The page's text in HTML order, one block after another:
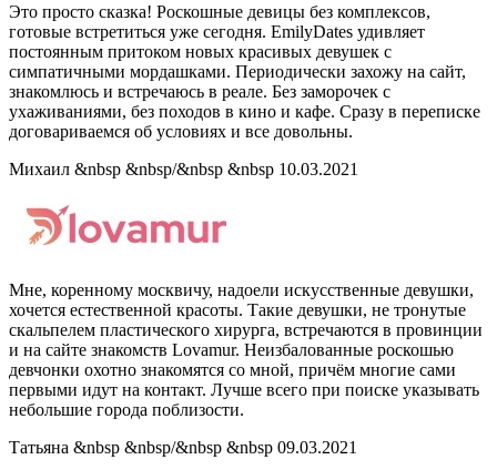
Это просто сказка! Роскошные девицы без комплексов,
готовые встретиться уже сегодня. EmilyDates удивляет
постоянным притоком новых красивых девушек с
симпатичными мордашками. Периодически захожу на сайт,
знакомлюсь и встречаюсь в реале. Без заморочек с
ухаживаниями, без походов в кино и кафе. Сразу в переписке
договариваемся об условиях и все довольны.
Михаил &nbsp &nbsp/&nbsp &nbsp 10.03.2021
Мне, коренному москвичу, надоели искусственные девушки,
хочется естественной красоты. Такие девушки, не тронутые
скальпелем пластического хирурга, встречаются в провинции
и на сайте знакомств Lovamur. Неизбалованные роскошью
девчонки охотно знакомятся со мной, причём многие сами
первыми идут на контакт. Лучше всего при поиске указывать
небольшие города поблизости.
Татьяна &nbsp &nbsp/&nbsp &nbsp 09.03.2021